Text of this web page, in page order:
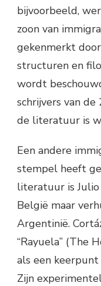
bijvoorbeeld,
zoon van
gekenmerkt
structuren en
wordt
schrijvers van
de literatuur is
Een andere
stempel heeft
literatuur is
België maar
Argentinië.
“Rayuela” (The
als een
Zijn